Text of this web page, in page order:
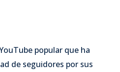
popular que ha
de seguidores por sus